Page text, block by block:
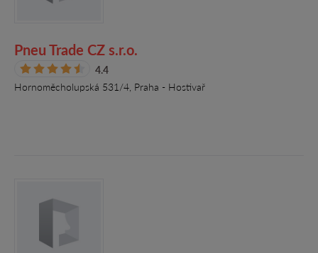
Pneu Trade CZ s.r.o.
4.4
Hornoměcholupská 531/4, Praha - Hostivař